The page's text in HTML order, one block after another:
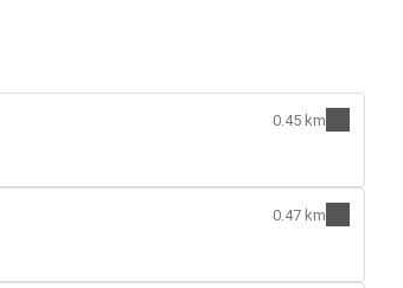
0.45 km
0.47 km